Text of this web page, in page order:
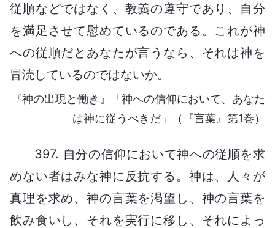
従順などではなく、教義の遵守であり、自分
を満足させて慰めているのである。これが神
への従順だとあなたが言うなら、それは神を
冒涜しているのではないか。
『神の出現と働き』「神への信仰において、あなた
は神に従うべきだ」（『言葉』第1巻）
397. 自分の信仰において神への従順を求
めない者はみな神に反抗する。神は、人々が
真理を求め、神の言葉を渇望し、神の言葉を
飲み食いし、それを実行に移し、それによっ